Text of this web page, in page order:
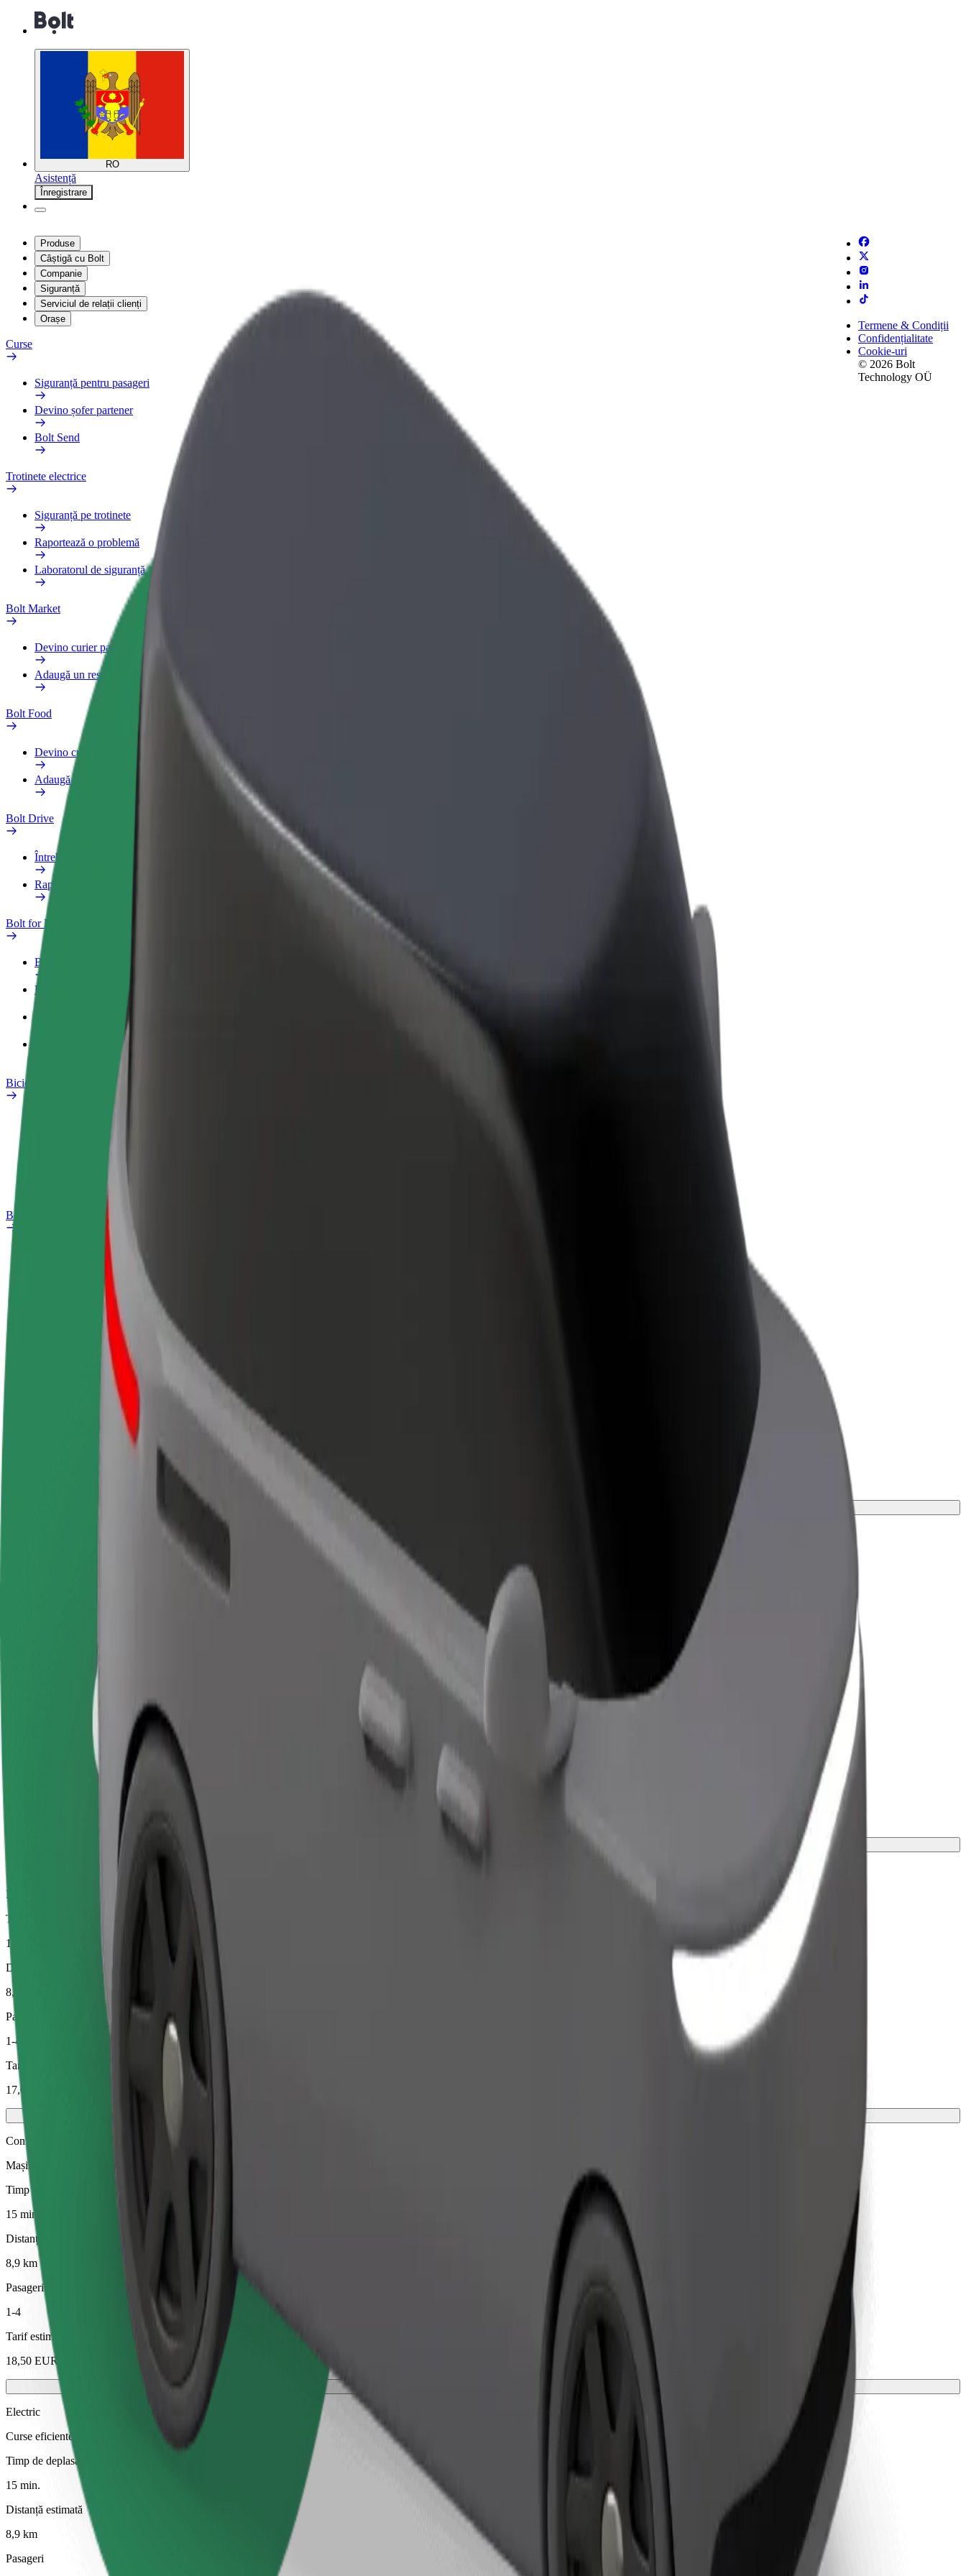
RO
Asistență
Înregistrare
Produse
Câștigă cu Bolt
Companie
Siguranță
Serviciul de relații clienți
Orașe
Curse
Siguranță pentru pasageri
Devino șofer partener
Bolt Send
Trotinete electrice
Siguranță pe trotinete
Raportează o problemă
Laboratorul de siguranță
Bolt Market
Devino curier partener Bolt
Adaugă un restaurant sau un magazin
Bolt Food
Devino curier partener Bolt
Adaugă un restaurant sau un magazin
Bolt Drive
Întrebări frecvente
Raportează un vehicul
Bolt for Business
Beneficii
Profilul de Serviciu
Bolt Food for Business
Biciclete electrice
Laboratorul de siguranță
Raportează o problemă
Întrebări frecvente
Bolt Plus
Cum devii membru
Întrebări frecvente
Devino șofer partener
Câștigă bani după
Devino curier partener Bolt
Livrează mâncare și câștigă bani
săptămânal
Produse și servicii Bolt adaptate pentru
Termene & Condiții
Confidențialitate
Cookie-uri
© 2026 Bolt
Technology OÜ
Cum să ajungi de la IFEMA Madrid la Estación de Chamartín
Cauți cel mai bun mod de a ajunge de la IFEMA Madrid la Estación de Chamartín? Explorează serviciile noastre și găsește-l pe cel perfect pentru nevoile tale.
Confort și comoditate la câteva clicuri distanță!
Cere cursa
Bolt Business
Mașini mai mari, cu extra spațiu pentru picioare și depozitare
Timp de deplasare estimat
15 min.
Distanță estimată
8,9 km
Pasageri
1-4
Tarif estimat
17,00 EUR
Confort
Mașini mai mari, cu extra spațiu pentru picioare și depozitare
Timp de deplasare estimat
15 min.
Distanță estimată
8,9 km
Pasageri
1-4
Tarif estimat
18,50 EUR
Electric
Curse eficiente cu vehicule complet electrice
Timp de deplasare estimat
15 min.
Distanță estimată
8,9 km
Pasageri